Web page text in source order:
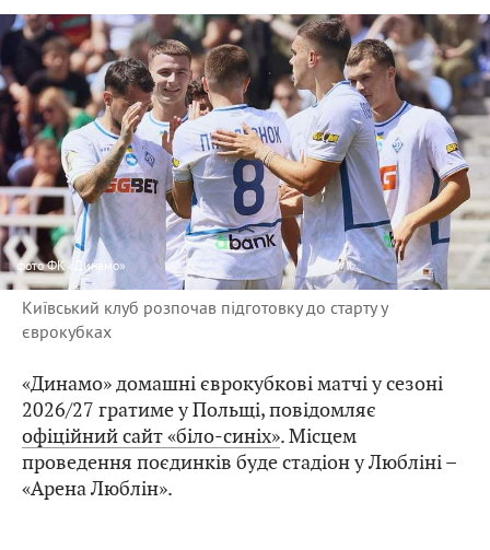
фотоФК «Динамо»
Київський клуб розпочав підготовку до старту у
єврокубках
«Динамо» домашні єврокубкові матчі у сезоні
2026/27 гратиме у Польщі, повідомляє
офіційний сайт «біло-синіх». Місцем
проведення поєдинків буде стадіон у Любліні –
«Арена Люблін».